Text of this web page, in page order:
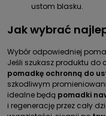
ustom blasku.
Jak wybrać
Wybór odpowiedniej
Jeśli szukasz produktu do
pomadkę ochronną do
szkodliwym
idealne będą pomadki
i regenerację przez cały